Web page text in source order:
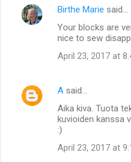
Birthe Marie said…
Your blocks are
nice to sew
April 23, 2017 at
A said…
Aika kiva. Tuota
kuvioiden kanssa
:)
April 23, 2017 at